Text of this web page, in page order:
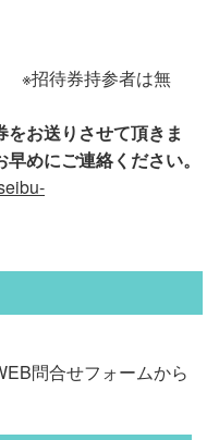
※招待券持参者は無
お送りさせて頂きま
めにご連絡ください。
問合せフォームから